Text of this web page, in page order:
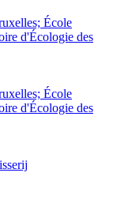
École
d'Écologie des
École
d'Écologie des